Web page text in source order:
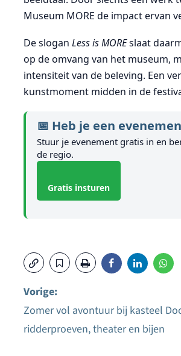
Museum MORE de impact ervan
De slogan Less is MOREslaat
op de omvang van het museum,
intensiteit van de beleving. Een
kunstmoment midden in de
📅 Heb je een
Stuur je evenement gratis in en
de regio.
Gratis insturen
Bericht
Vorige:
Zomer vol avontuur bij kasteel
ridderproeven, theater en bijen